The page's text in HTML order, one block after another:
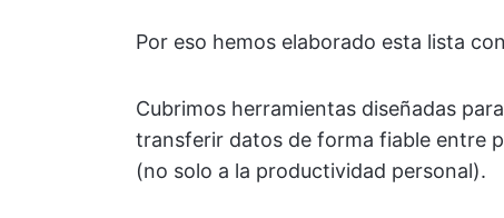
Por eso hemos elaborado esta lista
Cubrimos herramientas diseñadas
transferir datos de forma fiable entre
(no solo a la productividad personal).